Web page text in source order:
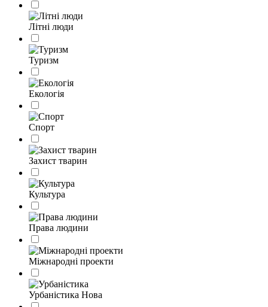
Літні люди
Туризм
Екологія
Спорт
Захист тварин
Культура
Права людини
Міжнародні проекти
Урбаністика Нова